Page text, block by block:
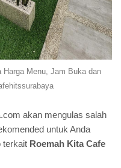
Harga Menu, Jam Buka dan
akan mengulas salah
untuk Anda
terkait Roemah Kita Cafe